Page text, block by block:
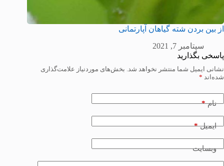
از بین بردن شته گیاهان آپارتمانی
سپتامبر 7, 2021
پاسخی بگذارید
نشانی ایمیل شما منتشر نخواهد شد. بخش‌های موردنیاز علامت‌گذاری
شده‌اند *
نام*
ایمیل*
وبسایت